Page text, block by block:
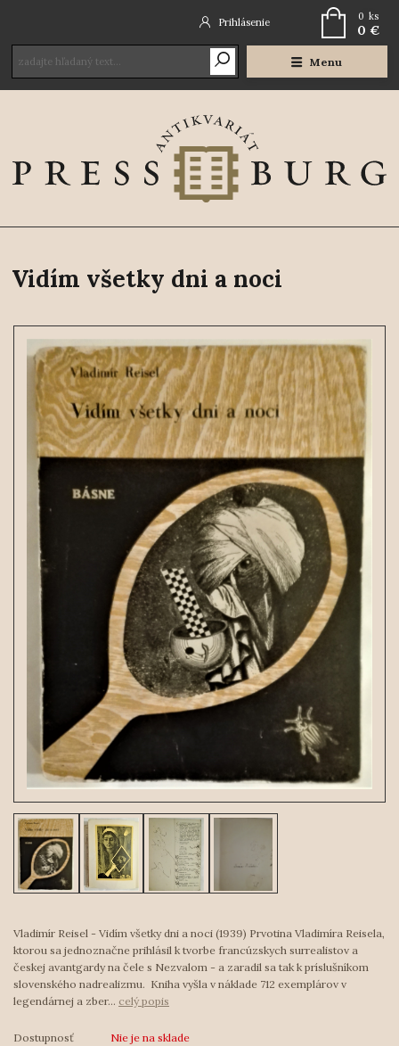
Menu
Prihlásenie 0 ks
0 €
Vidím všetky dni a noci
Vladimír Reisel - Vidím všetky dni a noci (1939) Prvotina Vladimíra Reisela,
ktorou sa jednoznačne prihlásil k tvorbe francúzskych surrealistov a
českej avantgardy na čele s Nezvalom - a zaradil sa tak k príslušníkom
slovenského nadrealizmu. Kniha vyšla v náklade 712 exemplárov v
legendárnej a zber... celý popis
Dostupnosť Nie je na sklade